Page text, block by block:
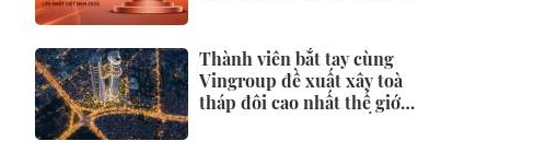
Thành viên bắt tay cùng
Vingroup đề xuất xây toà
tháp đôi cao nhất thế giới